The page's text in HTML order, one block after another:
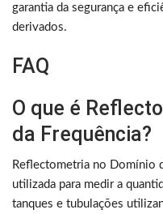
garantia da segurança e
derivados.
FAQ
O que é
da Frequência?
Reflectometria no Domínio
utilizada para medir a
tanques e tubulações